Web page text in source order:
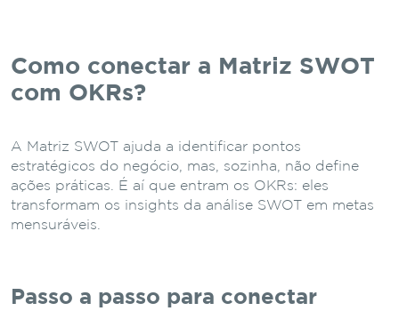
Como conectar a Matriz SWOT
com OKRs?
A Matriz SWOT ajuda a identificar pontos
estratégicos do negócio, mas, sozinha, não define
ações práticas. É aí que entram os OKRs: eles
transformam os insights da análise SWOT em metas
mensuráveis.
Passo a passo para conectar